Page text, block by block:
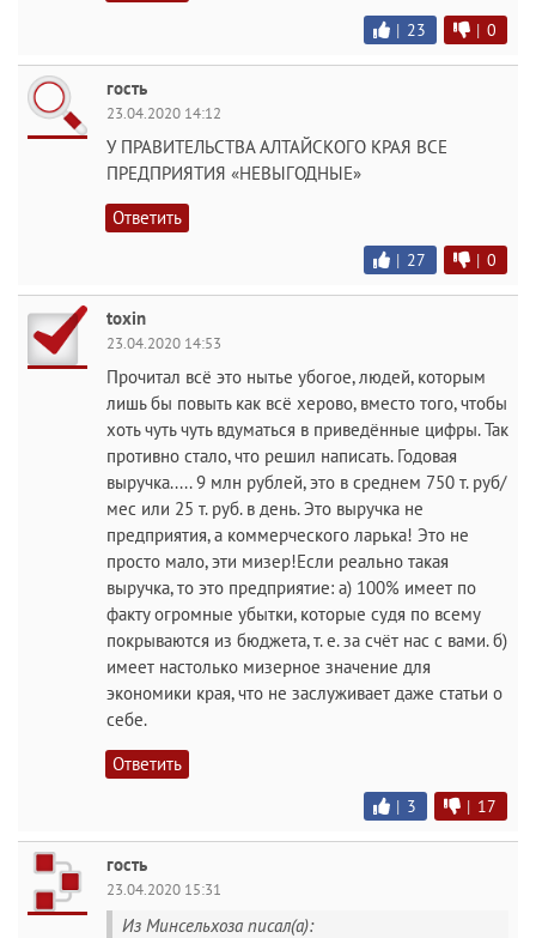
| 23 | 0
гость
23.04.2020 14:12
У ПРАВИТЕЛЬСТВА АЛТАЙСКОГО КРАЯ ВСЕ
ПРЕДПРИЯТИЯ «НЕВЫГОДНЫЕ»
Ответить
| 27 | 0
toxin
23.04.2020 14:53
Прочитал всё это нытье убогое, людей, которым
лишь бы повыть как всё херово, вместо того, чтобы
хоть чуть чуть вдуматься в приведённые цифры. Так
противно стало, что решил написать. Годовая
выручка..... 9 млн рублей, это в среднем 750 т. руб/
мес или 25 т. руб. в день. Это выручка не
предприятия, а коммерческого ларька! Это не
просто мало, эти мизер!Если реально такая
выручка, то это предприятие: а) 100% имеет по
факту огромные убытки, которые судя по всему
покрываются из бюджета, т. е. за счёт нас с вами. б)
имеет настолько мизерное значение для
экономики края, что не заслуживает даже статьи о
себе.
Ответить
| 3 | 17
гость
23.04.2020 15:31
Из Минсельхоза писал(а):